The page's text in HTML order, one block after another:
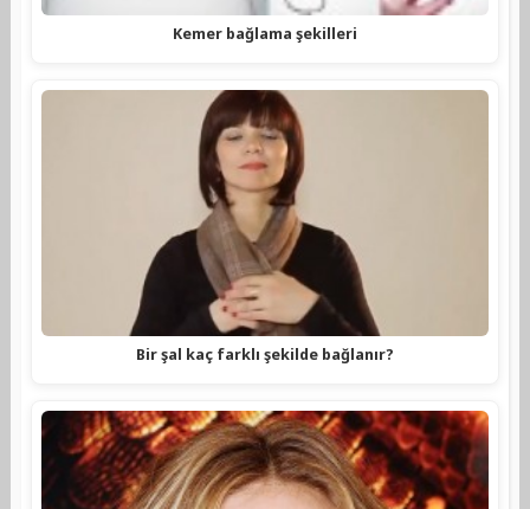
Kemer bağlama şekilleri
Bir şal kaç farklı şekilde bağlanır?